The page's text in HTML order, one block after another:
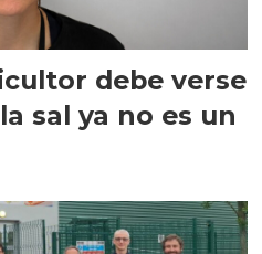
debe verse
sal ya no es un